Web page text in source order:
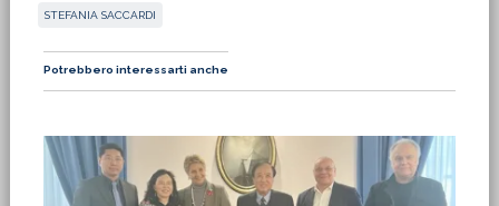
STEFANIA SACCARDI
Potrebbero interessarti anche